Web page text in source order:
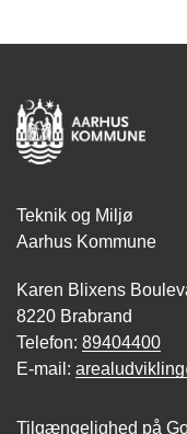
Teknik og Miljø
Aarhus Kommune
Karen Blixens
8220 Brabrand
Telefon: 89404400
E-mail:
Tilgængelighed på